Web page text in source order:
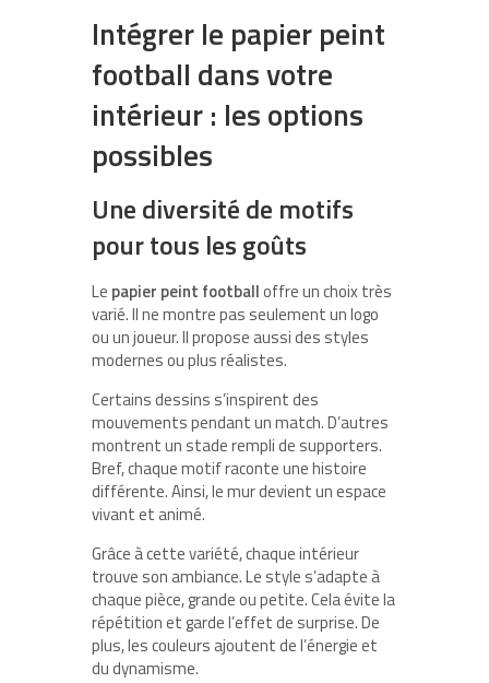
Intégrer le papier peint
football dans votre
intérieur : les options
possibles
Une diversité de motifs
pour tous les goûts
Le papier peint footballoffre un choix très
varié. Il ne montre pas seulement un logo
ou un joueur. Il propose aussi des styles
modernes ou plus réalistes.
Certains dessins s’inspirent des
mouvements pendant un match. D’autres
montrent un stade rempli de supporters.
Bref, chaque motif raconte une histoire
différente. Ainsi, le mur devient un espace
vivant et animé.
Grâce à cette variété, chaque intérieur
trouve son ambiance. Le style s’adapte à
chaque pièce, grande ou petite. Cela évite la
répétition et garde l’effet de surprise. De
plus, les couleurs ajoutent de l’énergie et
du dynamisme.